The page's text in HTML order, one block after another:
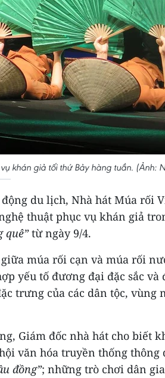
khán giả tối thứ Bảy hàng tuần. (Ảnh:
du lịch, Nhà hát Múa rối
thuật phục vụ khán giả
quê”từ ngày 9/4.
múa rối cạn và múa rối
yếu tố đương đại đặc sắc và
trưng của các dân tộc, vùng
Giám đốc nhà hát cho biết
văn hóa truyền thống thông
đồng”; những trò chơi dân